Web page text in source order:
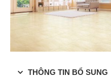
THÔNG TIN BỔ SUNG